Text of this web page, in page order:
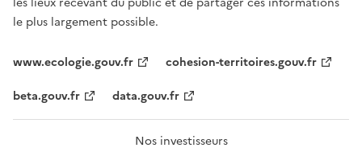
le plus largement possible.
www.ecologie.gouv.fr
cohesion-territoires.gouv.fr
beta.gouv.fr
data.gouv.fr
Nos investisseurs